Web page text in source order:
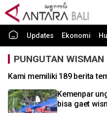
Updates Ekonomi
PUNGUTAN WISMAN
Kami memiliki 189 berita
Kemenpar
bisa gaet